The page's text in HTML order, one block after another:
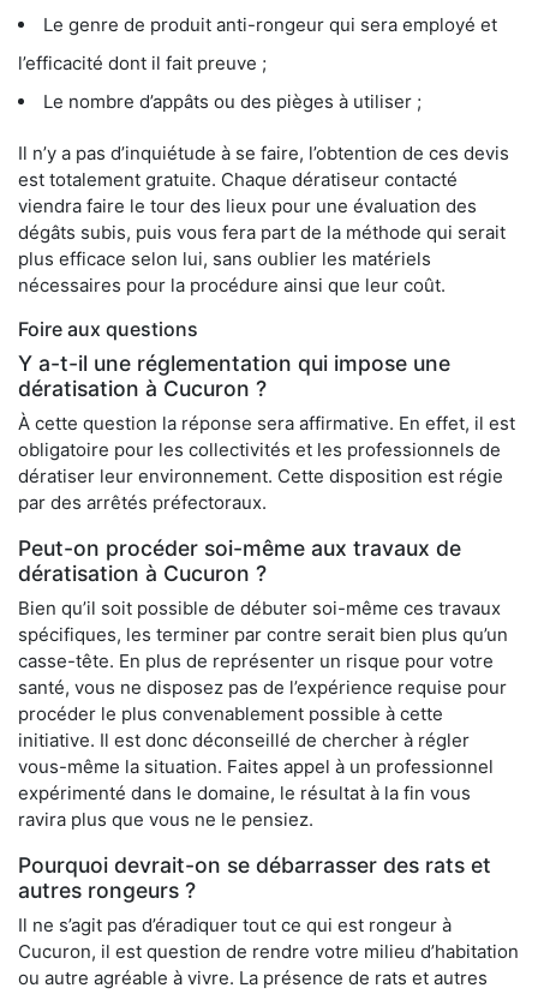
Le genre de produit anti-rongeur qui sera employé et
l’efficacité dont il fait preuve ;
Le nombre d’appâts ou des pièges à utiliser ;
Il n’y a pas d’inquiétude à se faire, l’obtention de ces devis
est totalement gratuite. Chaque dératiseur contacté
viendra faire le tour des lieux pour une évaluation des
dégâts subis, puis vous fera part de la méthode qui serait
plus efficace selon lui, sans oublier les matériels
nécessaires pour la procédure ainsi que leur coût.
Foire aux questions
Y a-t-il une réglementation qui impose une
dératisation à Cucuron ?
À cette question la réponse sera affirmative. En effet, il est
obligatoire pour les collectivités et les professionnels de
dératiser leur environnement. Cette disposition est régie
par des arrêtés préfectoraux.
Peut-on procéder soi-même aux travaux de
dératisation à Cucuron ?
Bien qu’il soit possible de débuter soi-même ces travaux
spécifiques, les terminer par contre serait bien plus qu’un
casse-tête. En plus de représenter un risque pour votre
santé, vous ne disposez pas de l’expérience requise pour
procéder le plus convenablement possible à cette
initiative. Il est donc déconseillé de chercher à régler
vous-même la situation. Faites appel à un professionnel
expérimenté dans le domaine, le résultat à la fin vous
ravira plus que vous ne le pensiez.
Pourquoi devrait-on se débarrasser des rats et
autres rongeurs ?
Il ne s’agit pas d’éradiquer tout ce qui est rongeur à
Cucuron, il est question de rendre votre milieu d’habitation
ou autre agréable à vivre. La présence de rats et autres